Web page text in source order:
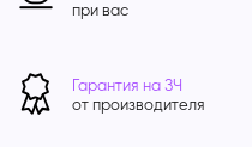
при вас
Гарантия на ЗЧ
от производителя